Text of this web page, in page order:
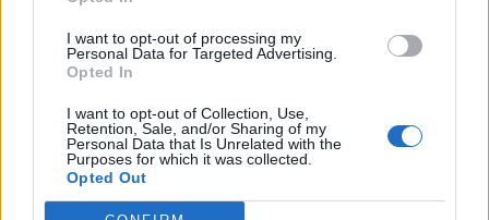
I want to opt-out of processing my
Personal Data for Targeted Advertising.
Opted In
I want to opt-out of Collection, Use,
Retention, Sale, and/or Sharing of my
Personal Data that Is Unrelated with the
Purposes for which it was collected.
Opted Out
νέες τεχνολογίες στην καθημερινότητα των
ανθρώπων. Επιπλέον θα παρουσιαστούν νέα
πληροφοριακά συστήματα που συμβάλλουν στη
δημιουργία και ενίσχυση της καινοτομικής
επιχειρηματικότητας.
• Εθισμός στο Διαδίκτυο, που θα περιλαμβάνει